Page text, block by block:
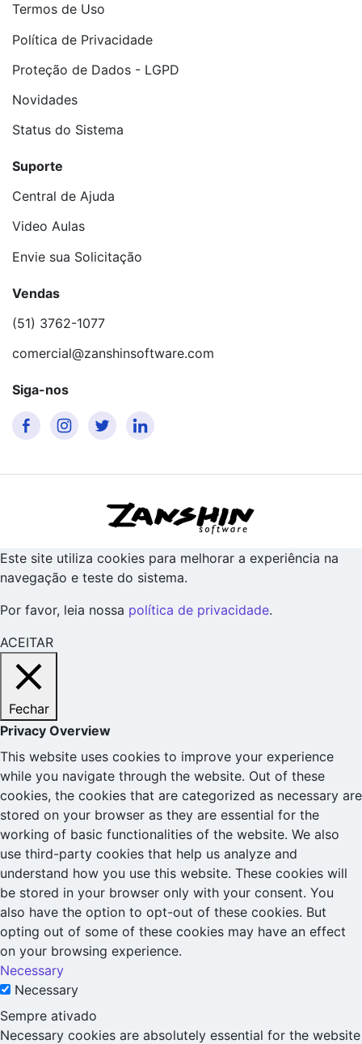
Termos de Uso
Política de Privacidade
Proteção de Dados - LGPD
Novidades
Status do Sistema
Suporte
Central de Ajuda
Video Aulas
Envie sua Solicitação
Vendas
(51) 3762-1077
comercial@zanshinsoftware.com
Siga-nos
Este site utiliza cookies para melhorar a experiência na
navegação e teste do sistema.
Por favor, leia nossa política de privacidade.
ACEITAR
Fechar
Privacy Overview
This website uses cookies to improve your experience
while you navigate through the website. Out of these
cookies, the cookies that are categorized as necessary are
stored on your browser as they are essential for the
working of basic functionalities of the website. We also
use third-party cookies that help us analyze and
understand how you use this website. These cookies will
be stored in your browser only with your consent. You
also have the option to opt-out of these cookies. But
opting out of some of these cookies may have an effect
on your browsing experience.
Necessary
Necessary
Sempre ativado
Necessary cookies are absolutely essential for the website